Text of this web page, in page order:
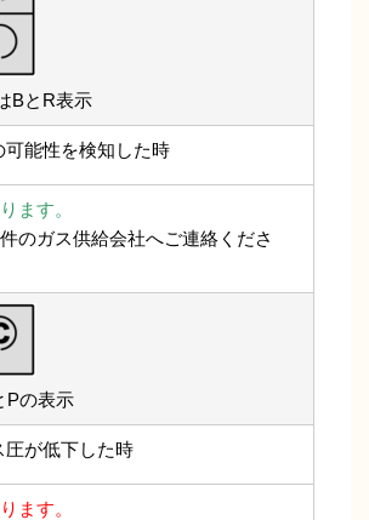
BとR表示
可能性を検知した時
ます。
のガス供給会社へご連絡くださ
Pの表示
圧が低下した時
ます。